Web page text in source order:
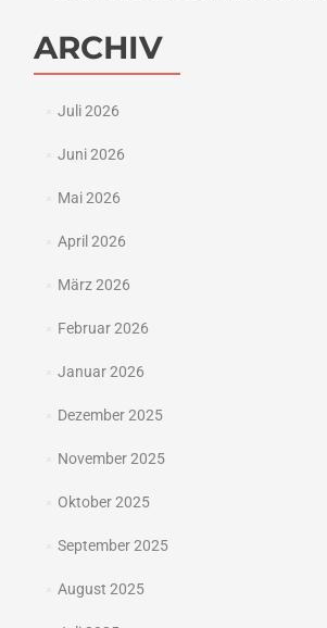
ARCHIV
Juli 2026
Juni 2026
Mai 2026
April 2026
März 2026
Februar 2026
Januar 2026
Dezember 2025
November 2025
Oktober 2025
September 2025
August 2025